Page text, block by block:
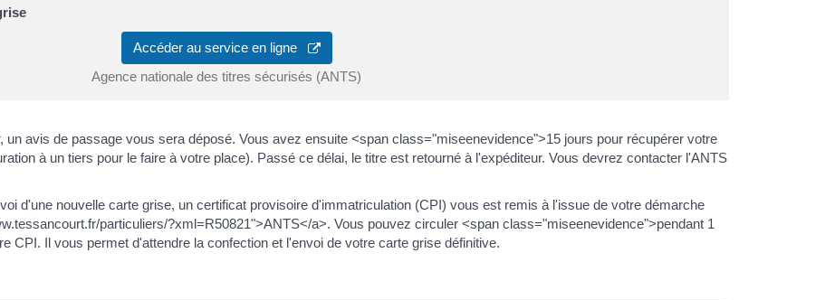
Accéder au service en ligne
Agence nationale des titres sécurisés (ANTS)
un avis de passage vous sera déposé. Vous avez ensuite <span class="miseenevidence">15 jours pour récupérer votre
à un tiers pour le faire à votre place). Passé ce délai, le titre est retourné à l'expéditeur. Vous devrez contacter l'ANTS
d'une nouvelle carte grise, un certificat provisoire d'immatriculation (CPI) vous est remis à l'issue de votre démarche
particuliers/?xml=R50821">ANTS</a>. Vous pouvez circuler <span class="miseenevidence">pendant 1
CPI. Il vous permet d'attendre la confection et l'envoi de votre carte grise définitive.